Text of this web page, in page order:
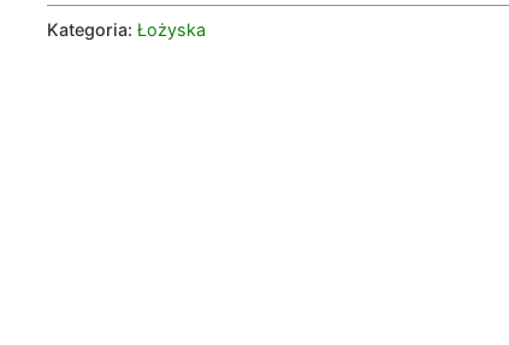
Kategoria: Łożyska